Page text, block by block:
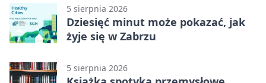
5 sierpnia 2026
Dziesięć minut może pokazać, jak
żyje się w Zabrzu
5 sierpnia 2026